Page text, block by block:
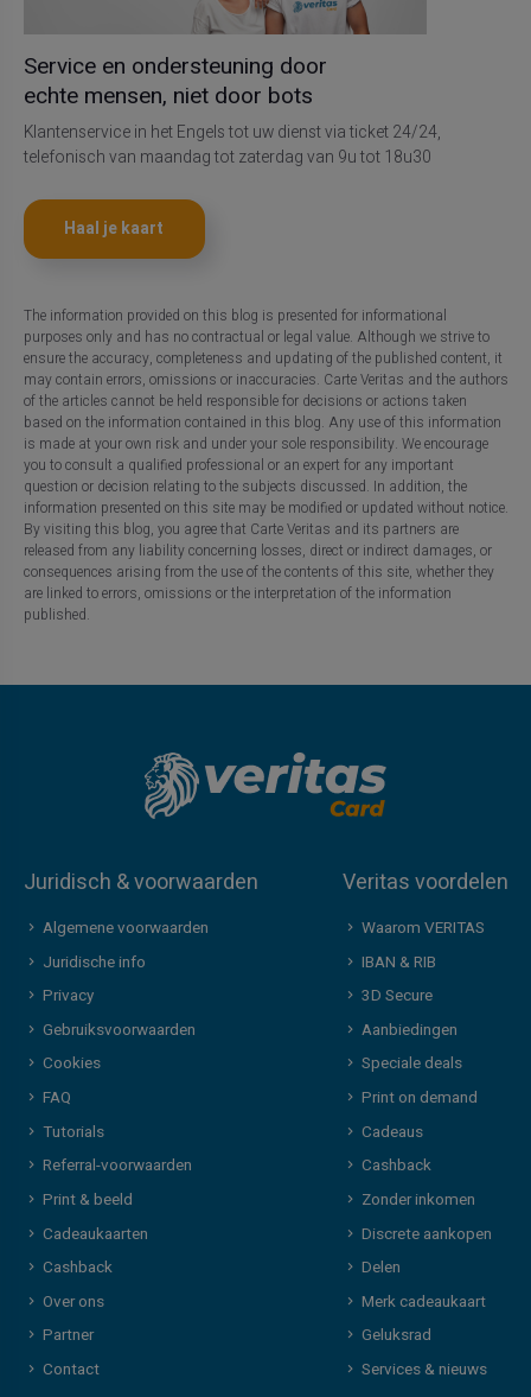
Service en ondersteuning door
echte mensen, niet door bots
Klantenservice in het Engels tot uw dienst via ticket 24/24,
telefonisch van maandag tot zaterdag van 9u tot 18u30
Haal je kaart
The information provided on this blog is presented for informational
purposes only and has no contractual or legal value. Although we strive to
ensure the accuracy, completeness and updating of the published content, it
may contain errors, omissions or inaccuracies. Carte Veritas and the authors
of the articles cannot be held responsible for decisions or actions taken
based on the information contained in this blog. Any use of this information
is made at your own risk and under your sole responsibility. We encourage
you to consult a qualified professional or an expert for any important
question or decision relating to the subjects discussed. In addition, the
information presented on this site may be modified or updated without notice.
By visiting this blog, you agree that Carte Veritas and its partners are
released from any liability concerning losses, direct or indirect damages, or
consequences arising from the use of the contents of this site, whether they
are linked to errors, omissions or the interpretation of the information
published.
Juridisch & voorwaarden
Algemene voorwaarden
Juridische info
Privacy
Gebruiksvoorwaarden
Cookies
FAQ
Tutorials
Referral-voorwaarden
Print & beeld
Cadeaukaarten
Cashback
Over ons
Partner
Contact
Veritas voordelen
Waarom VERITAS
IBAN & RIB
3D Secure
Aanbiedingen
Speciale deals
Print on demand
Cadeaus
Cashback
Zonder inkomen
Discrete aankopen
Delen
Merk cadeaukaart
Geluksrad
Services & nieuws